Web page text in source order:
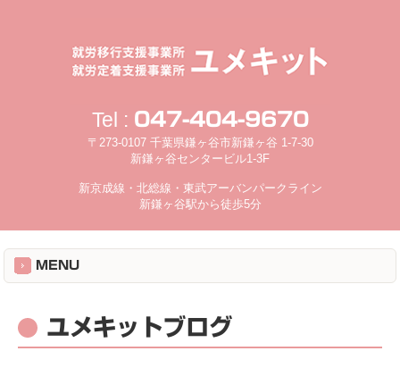
Tel : 047-404-9670
〒273-0107 千葉県鎌ヶ谷市新鎌ヶ谷 1-7-30
新鎌ヶ谷センタービル1-3F
新京成線・北総線・東武アーバンパークライン
新鎌ヶ谷駅から徒歩5分
MENU
ユメキットブログ